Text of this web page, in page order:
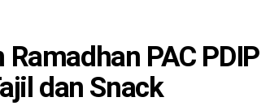
PAC PDIP
dan Snack